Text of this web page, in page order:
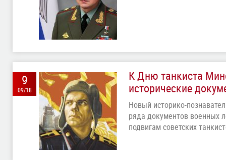
9
09/18
К Дню танкиста
исторические
Новый историко-
ряда документов военных
подвигам советских